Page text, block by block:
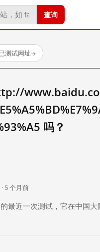
查询
测试网址→
吗？
5 个月前
最近一次测试，它在中国